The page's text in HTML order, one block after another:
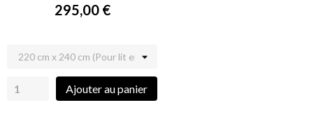
295,00 €
Ajouter au panier